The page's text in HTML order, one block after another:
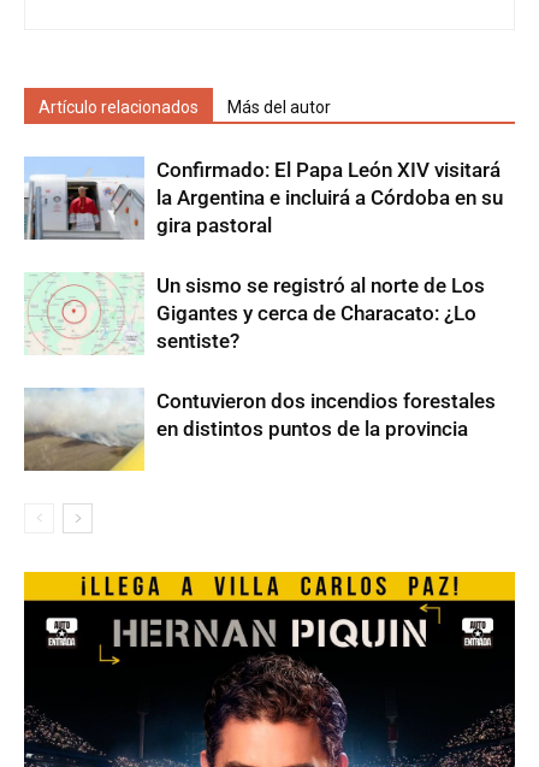
Artículo relacionados Más del autor
Confirmado: El Papa León XIV visitará
la Argentina e incluirá a Córdoba en su
gira pastoral
Un sismo se registró al norte de Los
Gigantes y cerca de Characato: ¿Lo
sentiste?
Contuvieron dos incendios forestales
en distintos puntos de la provincia